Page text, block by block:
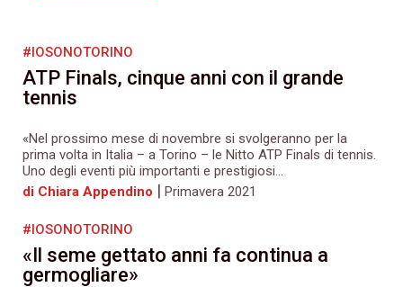
#IOSONOTORINO
ATP Finals, cinque anni con il grande
tennis
«Nel prossimo mese di novembre si svolgeranno per la
prima volta in Italia – a Torino – le Nitto ATP Finals di tennis.
Uno degli eventi più importanti e prestigiosi...
di Chiara Appendino | Primavera 2021
#IOSONOTORINO
«Il seme gettato anni fa continua a
germogliare»